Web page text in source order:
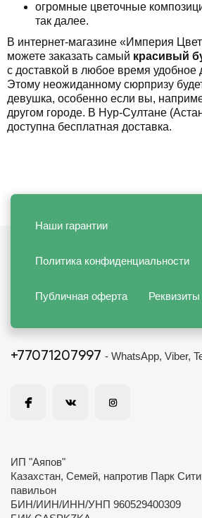
огромные цветочные
так далее.
В интернет-магазине «Империя
можете заказать самый красивый
с доставкой в любое время удобное
Этому неожиданному сюрпризу
девушка, особенно если вы,
другом городе. В Нур-Султане
доступна бесплатная доставка.
Наши гарантии
Политика конфиденциальности
Публичная оферта Реквизиты
+77071207997 - WhatsApp, Viber,
ИП "Аяпов"
Казахстан, Семей, напротив Парк
павильон
БИН/ИИН/ИНН/УНП 960529400309